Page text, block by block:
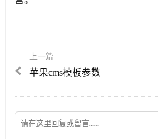
上一篇
苹果cms模板参数